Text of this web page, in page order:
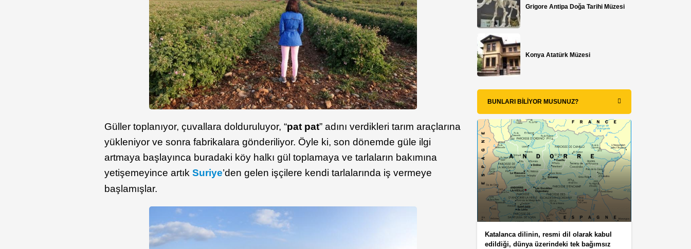
Güller toplanıyor, çuvallara dolduruluyor, “pat pat” adını verdikleri tarım araçlarına
yükleniyor ve sonra fabrikalara gönderiliyor. Öyle ki, son dönemde güle ilgi
artmaya başlayınca buradaki köy halkı gül toplamaya ve tarlaların bakımına
yetişemeyince artıkSuriye’den gelen işçilere kendi tarlalarında iş vermeye
başlamışlar.
Grigore Antipa Doğa Tarihi Müzesi
Konya Atatürk Müzesi
BUNLARI BILIYOR MUSUNUZ?
Katalanca dilinin, resmi dil olarak kabul
edildiği, dünya üzerindeki tek bağımsız